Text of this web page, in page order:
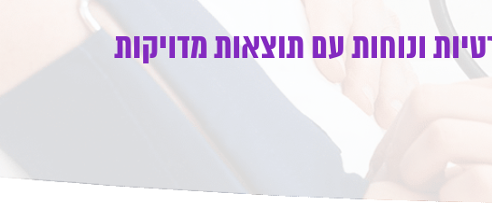
ונוחות עם תוצאות מדויקות